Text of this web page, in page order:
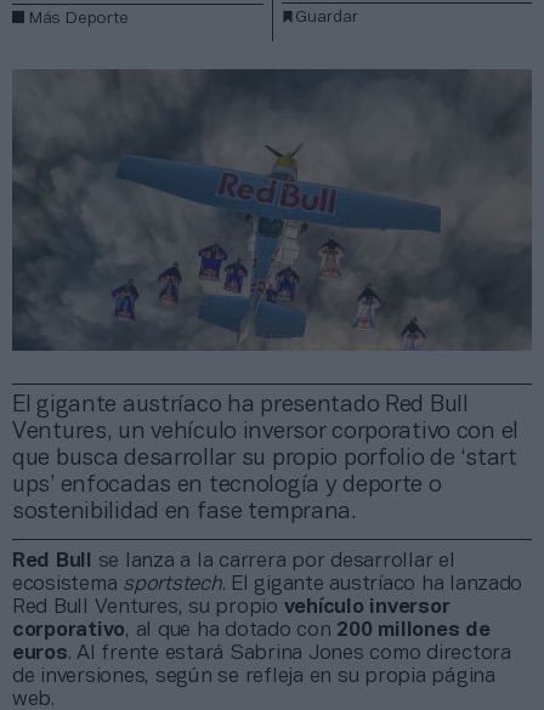
El gigante austríaco ha presentado Red Bull
Ventures, un vehículo inversor corporativo con el
que busca desarrollar su propio porfolio de ‘start
ups’ enfocadas en tecnología y deporte o
sostenibilidad en fase temprana.
Más Deporte Guardar
Red Bull
se lanza a la carrera por desarrollar el
ecosistema sportstech. El gigante austríaco ha lanzado
Red Bull Ventures, su propio vehículo inversor
corporativo, al que ha dotado con 200 millones de
euros. Al frente estará Sabrina Jones como directora
de inversiones, según se refleja en su propia página
web.